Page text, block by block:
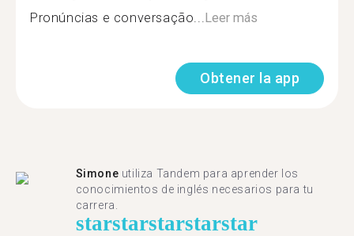
Pronúncias e conversação...Leer más
Obtener la app
Simone utiliza Tandem para aprender los
conocimientos de inglés necesarios para tu
carrera.
starstarstarstarstar